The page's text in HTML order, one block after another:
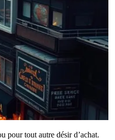
pour tout autre désir d’achat.